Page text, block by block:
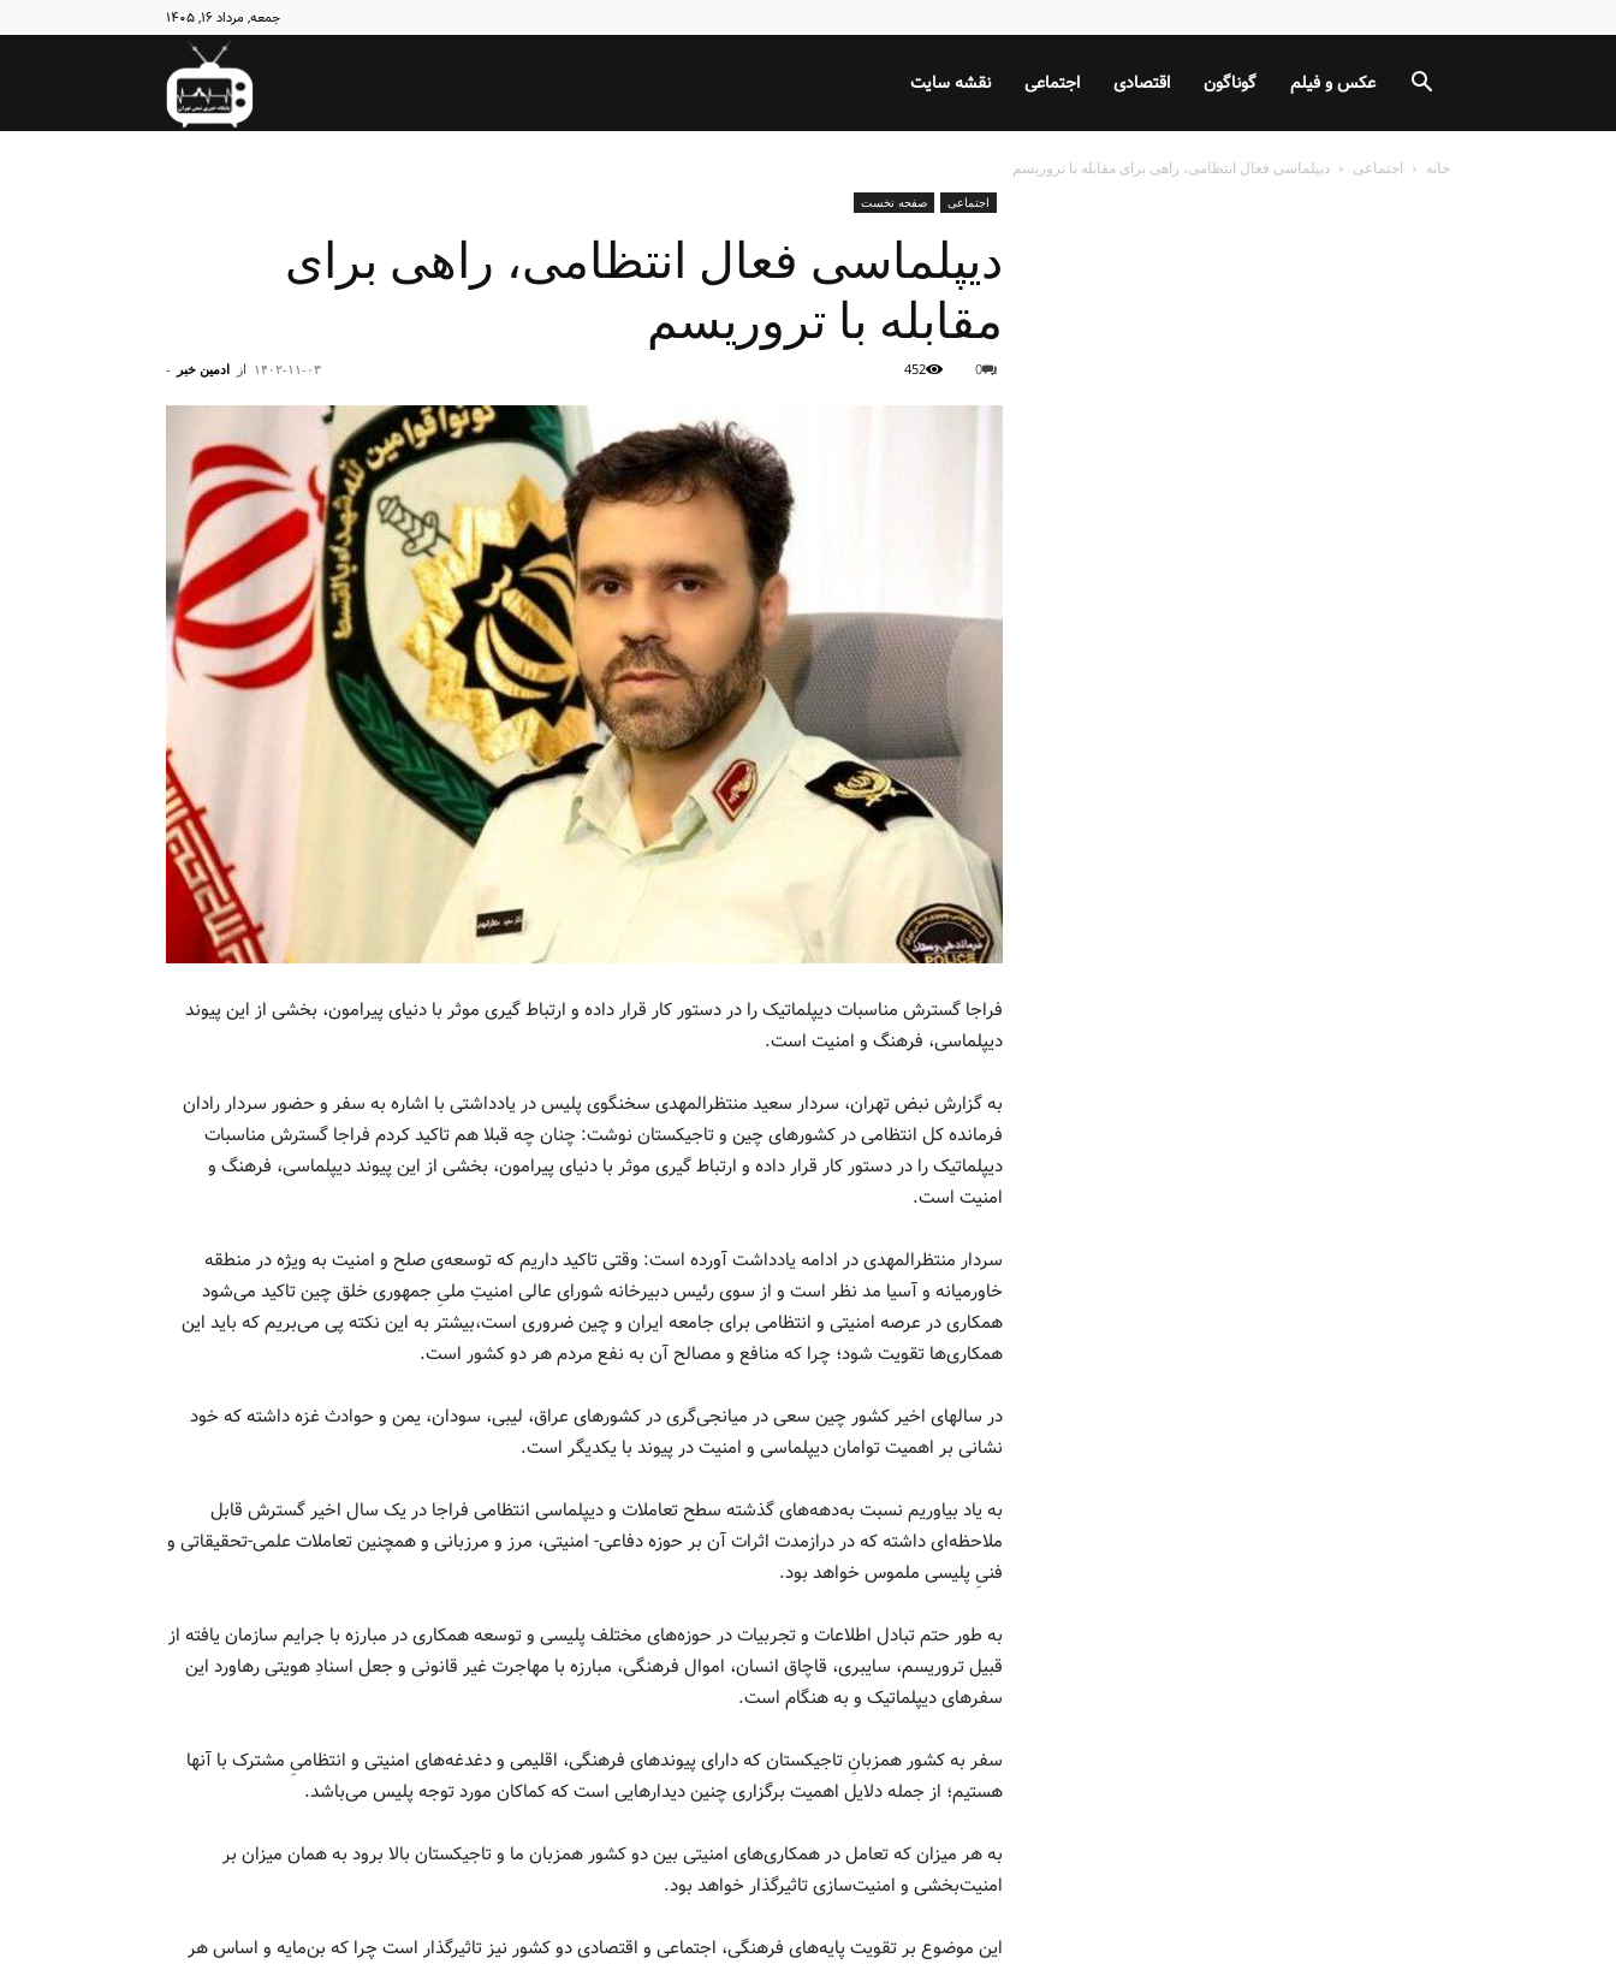
جمعه, مرداد ۱۶, ۱۴۰۵
نبض نقشه سایت اجتماعی اقتصادی گوناگون عکس و فیلم
خانه اجتماعی دیپلماسی فعال انتظامی، راهی برای مقابله با تروریسم
اجتماعی صفحه نخست
دیپلماسی فعال انتظامی، راهی برای
مقابله با تروریسم
از ادمین خبر - ۱۴۰۲-۱۱-۰۳ 0
452
فراجا گسترش مناسبات دیپلماتیک را در دستور کار قرار داده و ارتباط گیری موثر با دنیای پیرامون، بخشی از این پیوند
دیپلماسی، فرهنگ و امنیت است.
به گزارش نبض تهران، سردار سعید منتظرالمهدی سخنگوی پلیس در یادداشتی با اشاره به سفر و حضور سردار رادان
فرمانده کل انتظامی در کشورهای چین و تاجیکستان نوشت: چنان چه قبلا هم تاکید کردم فراجا گسترش مناسبات
دیپلماتیک را در دستور کار قرار داده و ارتباط گیری موثر با دنیای پیرامون، بخشی از این پیوند دیپلماسی، فرهنگ و
امنیت است.
سردار منتظرالمهدی در ادامه یادداشت آورده است: وقتی تاکید داریم که توسعه‌ی صلح و امنیت به ویژه در منطقه
خاورمیانه و آسیا مد نظر است و از سوی رئیس دبیرخانه شورای عالی امنیتِ ملیِ جمهوری خلق چین تاکید می‌شود
همکاری در عرصه امنیتی و انتظامی برای جامعه ایران و چین ضروری است،بیشتر به این نکته پی می‌بریم که باید این
همکاری‌ها تقویت شود؛ چرا که منافع و مصالح آن به نفع مردم هر دو کشور است.
در سالهای اخیر کشور چین سعی در میانجی‌گری در کشو‌رهای عراق، لیبی، سودان، یمن و حوادث غزه داشته که خود
نشانی بر اهمیت توامان دیپلماسی و امنیت در پیوند با یکدیگر است.
به یاد بیاوریم نسبت به‌دهه‌های گذشته سطح تعاملات و دیپلماسی انتظامی فراجا در یک سال اخیر گسترش قابل
ملاحظه‌ای داشته که در درازمدت اثرات آن بر حوزه دفاعی- امنیتی، مرز و مرزبانی و همچنین تعاملات علمی-تحقیقاتی و
فنیِ پلیسی ملموس خواهد بود.
به طور حتم تبادل اطلاعات و تجربیات در حوزه‌های مختلف پلیسی و توسعه همکاری در مبارزه با جرایم سازمان یافته از
قبیل تروریسم، سایبری، قاچاق انسان، اموال فرهنگی، مبارزه با مهاجرت غیر قانونی و جعل اسنادِ هویتی رهاورد این
سفرهای دیپلماتیک و به هنگام است.
سفر به کشور همزبانِ تاجیکستان که دارای پیوندهای فرهنگی، اقلیمی و دغدغه‌های امنیتی و انتظامیِ مشترک با آنها
هستیم؛ از جمله دلایل اهمیت برگزاری چنین دیدارهایی است که کماکان مورد توجه‌ پلیس می‌باشد.
به هر میزان که تعامل در همکاری‌های امنیتی بین دو کشور همزبان ما و تاجیکستان بالا برود به همان میزان بر
امنیت‌بخشی و امنیت‌سازی تاثیرگذار خواهد بود.
این موضوع بر تقویت پایه‌های فرهنگی، اجتماعی و اقتصادی دو کشور نیز تاثیرگذار است چرا که بن‌مایه و اساس هر